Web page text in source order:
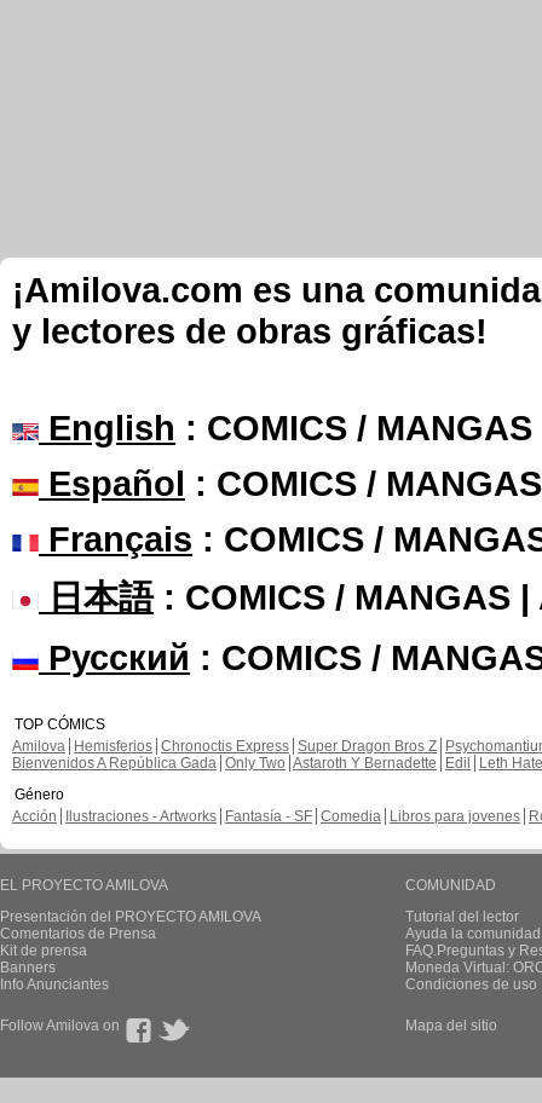
¡Amilova.com es una
y lectores de obras gráficas!
English : COMICS /
Español : COMICS /
Français : COMICS /
日本語: COMICS / MANGAS |
Русский : COMICS /
TOP CÓMICS
Amilova
Hemisferios Chronoctis Express Super Dragon Bros Z
Bienvenidos A República Gada Only Two Astaroth Y Bernadette Edil
Leth Hate
Género
Acción
Ilustraciones - Artworks Fantasía - SF Comedia Libros para jovenes
EL PROYECTO AMILOVA
Presentación del PROYECTO AMILOVA
Comentarios de Prensa
Kit de prensa
Banners
Info Anunciantes
COMUNIDAD
Tutorial del lector
Ayuda la
FAQ.Preguntas y
Moneda Virtual:
Condiciones de uso
Follow Amilova on Mapa del sitio